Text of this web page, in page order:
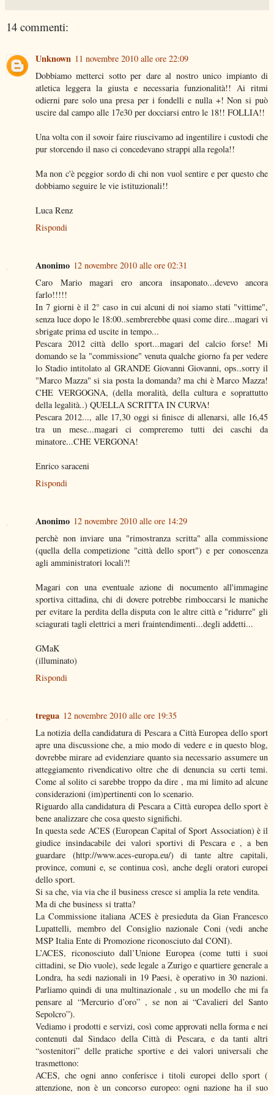
14 commenti:
Unknown 11 novembre 2010 alle ore 22:09
Dobbiamo metterci sotto per dare al nostro unico impianto di
atletica leggera la giusta e necessaria funzionalità!! Ai ritmi
odierni pare solo una presa per i fondelli e nulla +! Non si può
uscire dal campo alle 17e30 per docciarsi entro le 18!! FOLLIA!!
Una volta con il sovoir faire riuscivamo ad ingentilire i custodi che
pur storcendo il naso ci concedevano strappi alla regola!!
Ma non c'è peggior sordo di chi non vuol sentire e per questo che
dobbiamo seguire le vie istituzionali!!
Luca Renz
Rispondi
Anonimo 12 novembre 2010 alle ore 02:31
Caro Mario magari ero ancora insaponato...devevo ancora
farlo!!!!!
In 7 giorni è il 2° caso in cui alcuni di noi siamo stati "vittime",
senza luce dopo le 18:00..sembrerebbe quasi come dire...magari vi
sbrigate prima ed uscite in tempo...
Pescara 2012 città dello sport...magari del calcio forse! Mi
domando se la "commissione" venuta qualche giorno fa per vedere
lo Stadio intitolato al GRANDE Giovanni Giovanni, ops..sorry il
"Marco Mazza" si sia posta la domanda? ma chi è Marco Mazza!
CHE VERGOGNA, (della moralità, della cultura e soprattutto
della legalità..) QUELLA SCRITTA IN CURVA!
Pescara 2012..., alle 17,30 oggi si finisce di allenarsi, alle 16,45
tra un mese...magari ci compreremo tutti dei caschi da
minatore...CHE VERGONA!
Enrico saraceni
Rispondi
Anonimo 12 novembre 2010 alle ore 14:29
perchè non inviare una "rimostranza scritta" alla commissione
(quella della competizione "città dello sport") e per conoscenza
agli amministratori locali?!
Magari con una eventuale azione di nocumento all'immagine
sportiva cittadina, chi di dovere potrebbe rimboccarsi le maniche
per evitare la perdita della disputa con le altre città e "ridurre" gli
sciagurati tagli elettrici a meri fraintendimenti...degli addetti...
GMaK
(illuminato)
Rispondi
tregua 12 novembre 2010 alle ore 19:35
La notizia della candidatura di Pescara a Città Europea dello sport
apre una discussione che, a mio modo di vedere e in questo blog,
dovrebbe mirare ad evidenziare quanto sia necessario assumere un
atteggiamento rivendicativo oltre che di denuncia su certi temi.
Come al solito ci sarebbe troppo da dire , ma mi limito ad alcune
considerazioni (im)pertinenti con lo scenario.
Riguardo alla candidatura di Pescara a Città europea dello sport è
bene analizzare che cosa questo significhi.
In questa sede ACES (European Capital of Sport Association) è il
giudice insindacabile dei valori sportivi di Pescara e , a ben
guardare (http://www.aces-europa.eu/) di tante altre capitali,
province, comuni e, se continua così, anche degli oratori europei
dello sport.
Si sa che, via via che il business cresce si amplia la rete vendita.
Ma di che business si tratta?
La Commissione italiana ACES è presieduta da Gian Francesco
Lupattelli, membro del Consiglio nazionale Coni (vedi anche
MSP Italia Ente di Promozione riconosciuto dal CONI).
L’ACES, riconosciuto dall’Unione Europea (come tutti i suoi
cittadini, se Dio vuole), sede legale a Zurigo e quartiere generale a
Londra, ha sedi nazionali in 19 Paesi, è operativo in 30 nazioni.
Parliamo quindi di una multinazionale , su un modello che mi fa
pensare al “Mercurio d’oro” , se non ai “Cavalieri del Santo
Sepolcro”).
Vediamo i prodotti e servizi, così come approvati nella forma e nei
contenuti dal Sindaco della Città di Pescara, e da tanti altri
“sostenitori” delle pratiche sportive e dei valori universali che
trasmettono:
ACES, che ogni anno conferisce i titoli europei dello sport (
attenzione, non è un concorso europeo: ogni nazione ha il suo